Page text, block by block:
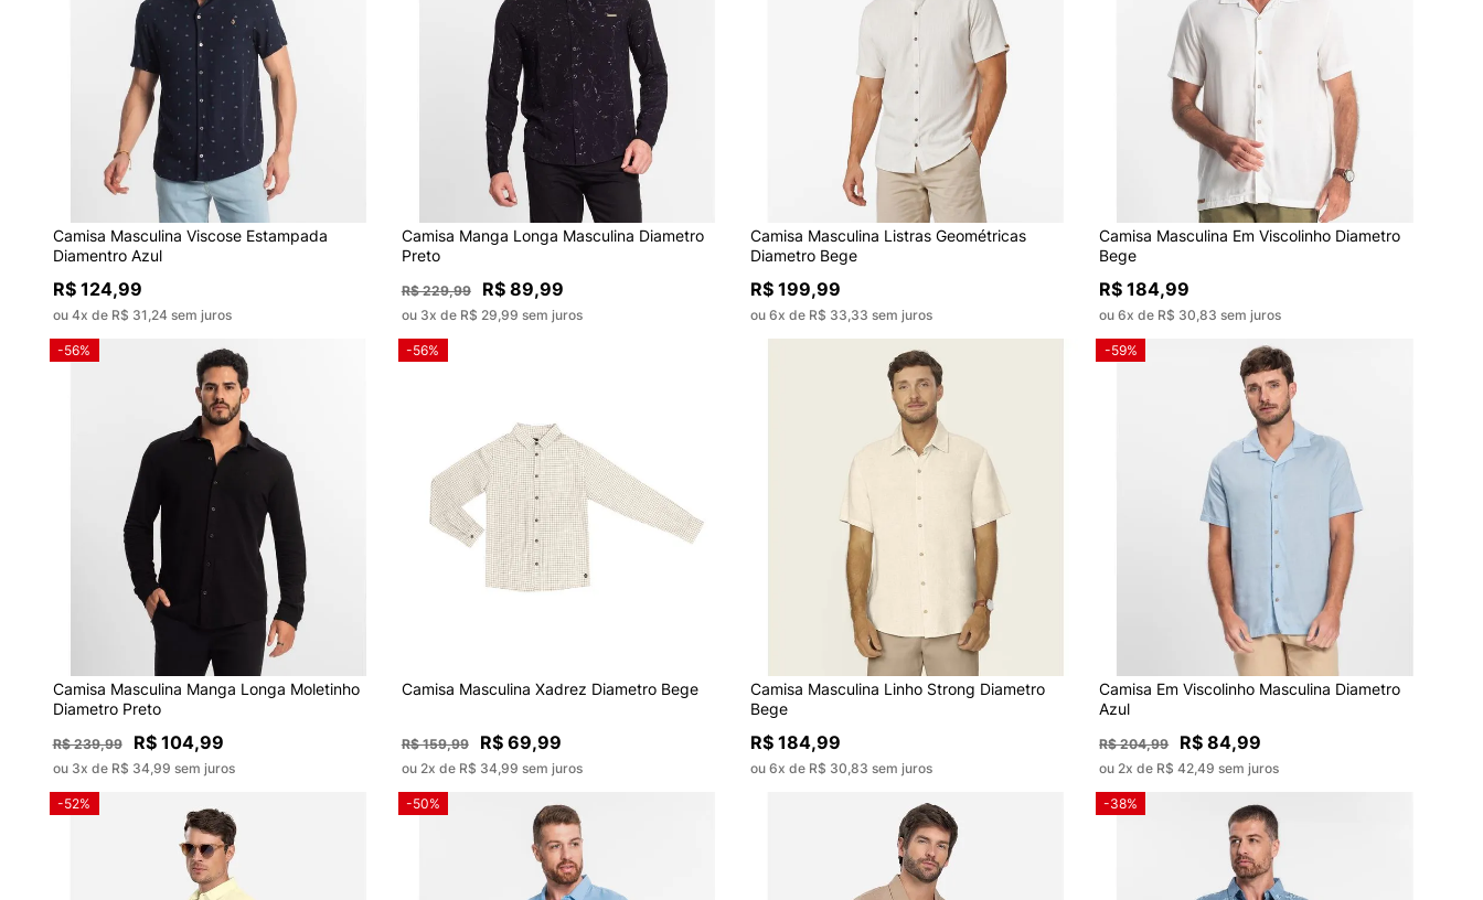
Camisa Masculina Viscose Estampada
Diamentro Azul
R$ 124,99
ou 4x de R$ 31,24 sem juros
Camisa Manga Longa Masculina Diametro
Preto
R$ 229,99 R$ 89,99
ou 3x de R$ 29,99 sem juros
Camisa Masculina Listras Geométricas
Diametro Bege
R$ 199,99
ou 6x de R$ 33,33 sem juros
Camisa Masculina Em Viscolinho Diametro
Bege
R$ 184,99
ou 6x de R$ 30,83 sem juros
-56%
Camisa Masculina Manga Longa Moletinho
Diametro Preto
R$ 239,99 R$ 104,99
ou 3x de R$ 34,99 sem juros
-56%
Camisa Masculina Xadrez Diametro Bege
R$ 159,99 R$ 69,99
ou 2x de R$ 34,99 sem juros
Camisa Masculina Linho Strong Diametro
Bege
R$ 184,99
ou 6x de R$ 30,83 sem juros
-59%
Camisa Em Viscolinho Masculina Diametro
Azul
R$ 204,99 R$ 84,99
ou 2x de R$ 42,49 sem juros
-52% -50% -38%